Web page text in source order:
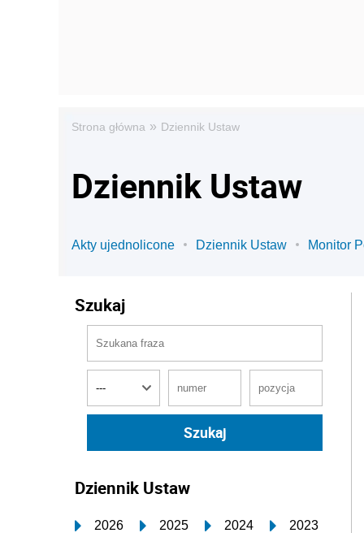
Strona główna » Dziennik Ustaw
Dziennik Ustaw
Akty ujednolicone Dziennik Ustaw Monitor
Szukaj
Dziennik Ustaw
2026 2025 2024 2023